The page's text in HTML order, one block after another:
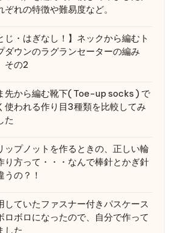
ぞれの特徴や難易度など。
じ・はぎなし！】ネックから編むト
ダウンのラグランセーターの編み
の2
先から編む靴下( Toe-up socks ) で
使われる作り目3種類を比較してみ
た
ップノットを作るときの、正しい輪
り方って・・・なんで棒針とかぎ針
うの？！
していたファスナー付きパスケース
ロボロになったので、自分で作って
した